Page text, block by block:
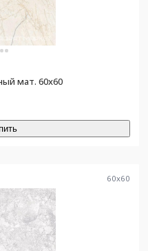
мат. 60x60
60x60